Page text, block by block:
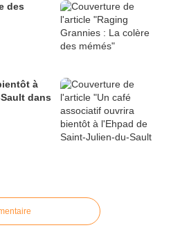
des
à
dans